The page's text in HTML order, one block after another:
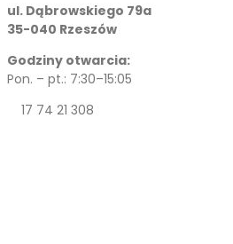
ul. Dąbrowskiego 79a
35-040 Rzeszów
Godziny otwarcia:
Pon. – pt.: 7:30–15:05
17 74 21 308